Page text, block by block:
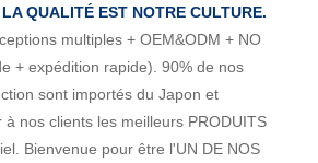
QUALITÉ EST NOTRE CULTURE.
multiples + OEM&ODM + NO
+ expédition rapide). 90% de nos
sont importés du Japon et
nos clients les meilleurs PRODUITS
Bienvenue pour être l'UN DE NOS